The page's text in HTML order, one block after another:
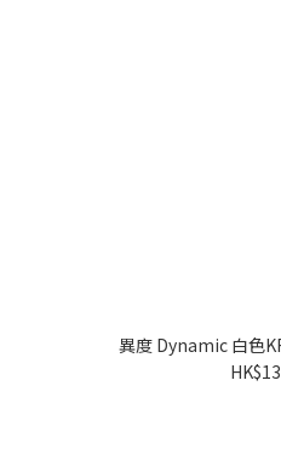
異度 Dynamic 白色